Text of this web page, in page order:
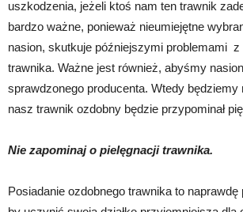
uszkodzenia, jeżeli ktoś nam ten trawnik
bardzo ważne, ponieważ nieumiejętne
nasion, skutkuje późniejszymi problemami z
trawnika. Ważne jest również, abyśmy
sprawdzonego producenta. Wtedy
nasz trawnik ozdobny będzie przypominał
Nie zapominaj o pielęgnacji trawnika.
Posiadanie ozdobnego trawnika to